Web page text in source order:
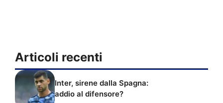
Articoli recenti
Inter, sirene dalla Spagna:
addio al difensore?